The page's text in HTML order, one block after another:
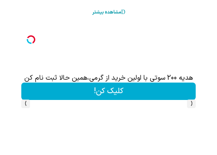
مشاهده بیشتر
هدیه 200 سوتی با اولین خرید از گرمی،همین حالا ثبت نام کن
کلیک کن!
‹
›